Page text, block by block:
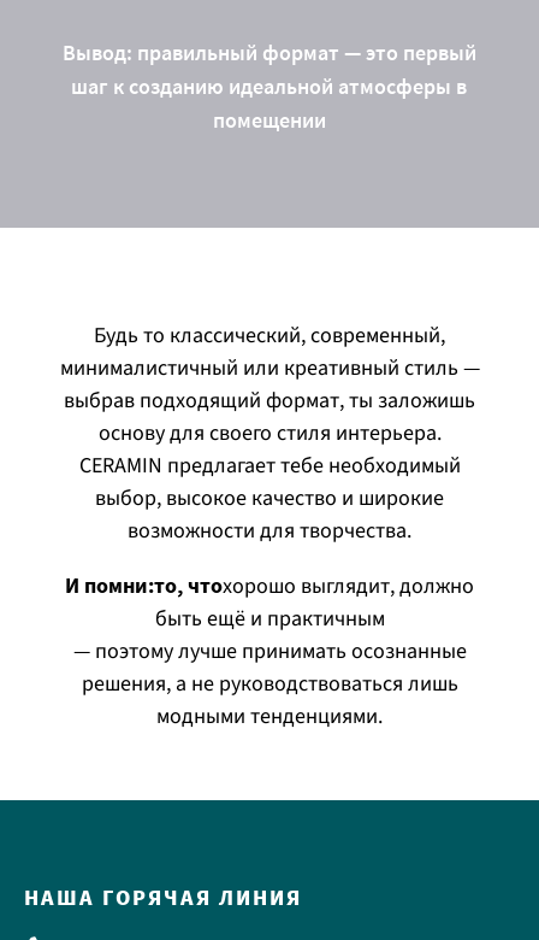
Вывод: правильный формат — это первый
шаг к созданию идеальной атмосферы в
помещении
Будь то классический, современный,
минималистичный или креативный стиль —
выбрав подходящий формат, ты заложишь
основу для своего стиля интерьера.
CERAMIN предлагает тебе необходимый
выбор, высокое качество и широкие
возможности для творчества.
И помни:то, чтохорошо выглядит, должно
быть ещё и практичным
— поэтому лучше принимать осознанные
решения, а не руководствоваться лишь
модными тенденциями.
НАША ГОРЯЧАЯ ЛИНИЯ